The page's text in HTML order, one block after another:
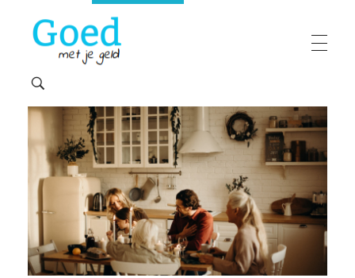
maakt 'moeilijke' financiën makkelijk